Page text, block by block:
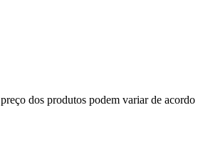
dos produtos podem variar de